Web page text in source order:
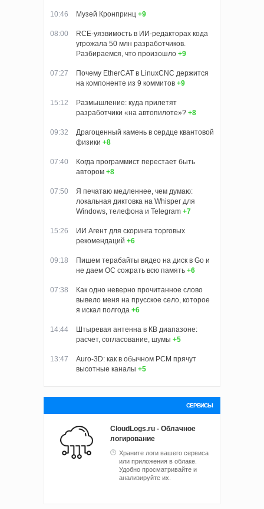
10:46 Музей Кронпринц +9
08:00
RCE-уязвимость в ИИ-редакторах кода
угрожала 50 млн разработчиков.
Разбираемся, что произошло +9
07:27
Почему EtherCAT в LinuxCNC держится
на компоненте из 9 коммитов +9
15:12
Размышление: куда прилетят
разработчики «на автопилоте»? +8
09:32
Драгоценный камень в сердце квантовой
физики +8
07:40
Когда программист перестает быть
автором +8
07:50
Я печатаю медленнее, чем думаю:
локальная диктовка на Whisper для
Windows, телефона и Telegram +7
15:26
ИИ Агент для скоринга торговых
рекомендаций +6
09:18
Пишем терабайты видео на диск в Go и
не даем ОС сожрать всю память +6
07:38
Как одно неверно прочитанное слово
вывело меня на прусское село, которое
я искал полгода +6
14:44
Штыревая антенна в КВ диапазоне:
расчет, согласование, шумы +5
13:47
Auro-3D: как в обычном PCM прячут
высотные каналы +5
СЕРВИСЫ
CloudLogs.ru - Облачное
логирование
Храните логи вашего сервиса
или приложения в облаке.
Удобно просматривайте и
анализируйте их.